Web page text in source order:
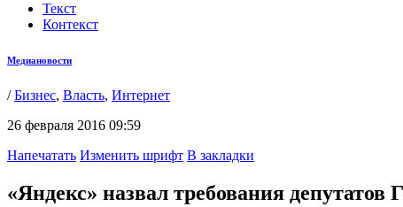
Текст
Контекст
Медиановости
/Бизнес, Власть, Интернет
26 февраля 2016 09:59
Напечатать Изменить шрифт В закладки
«Яндекс» назвал требования